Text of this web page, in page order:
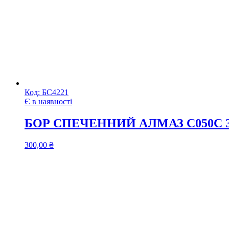
Код: БС4221
Є в наявності
БОР СПЕЧЕННИЙ АЛМАЗ C050C
300,00 ₴